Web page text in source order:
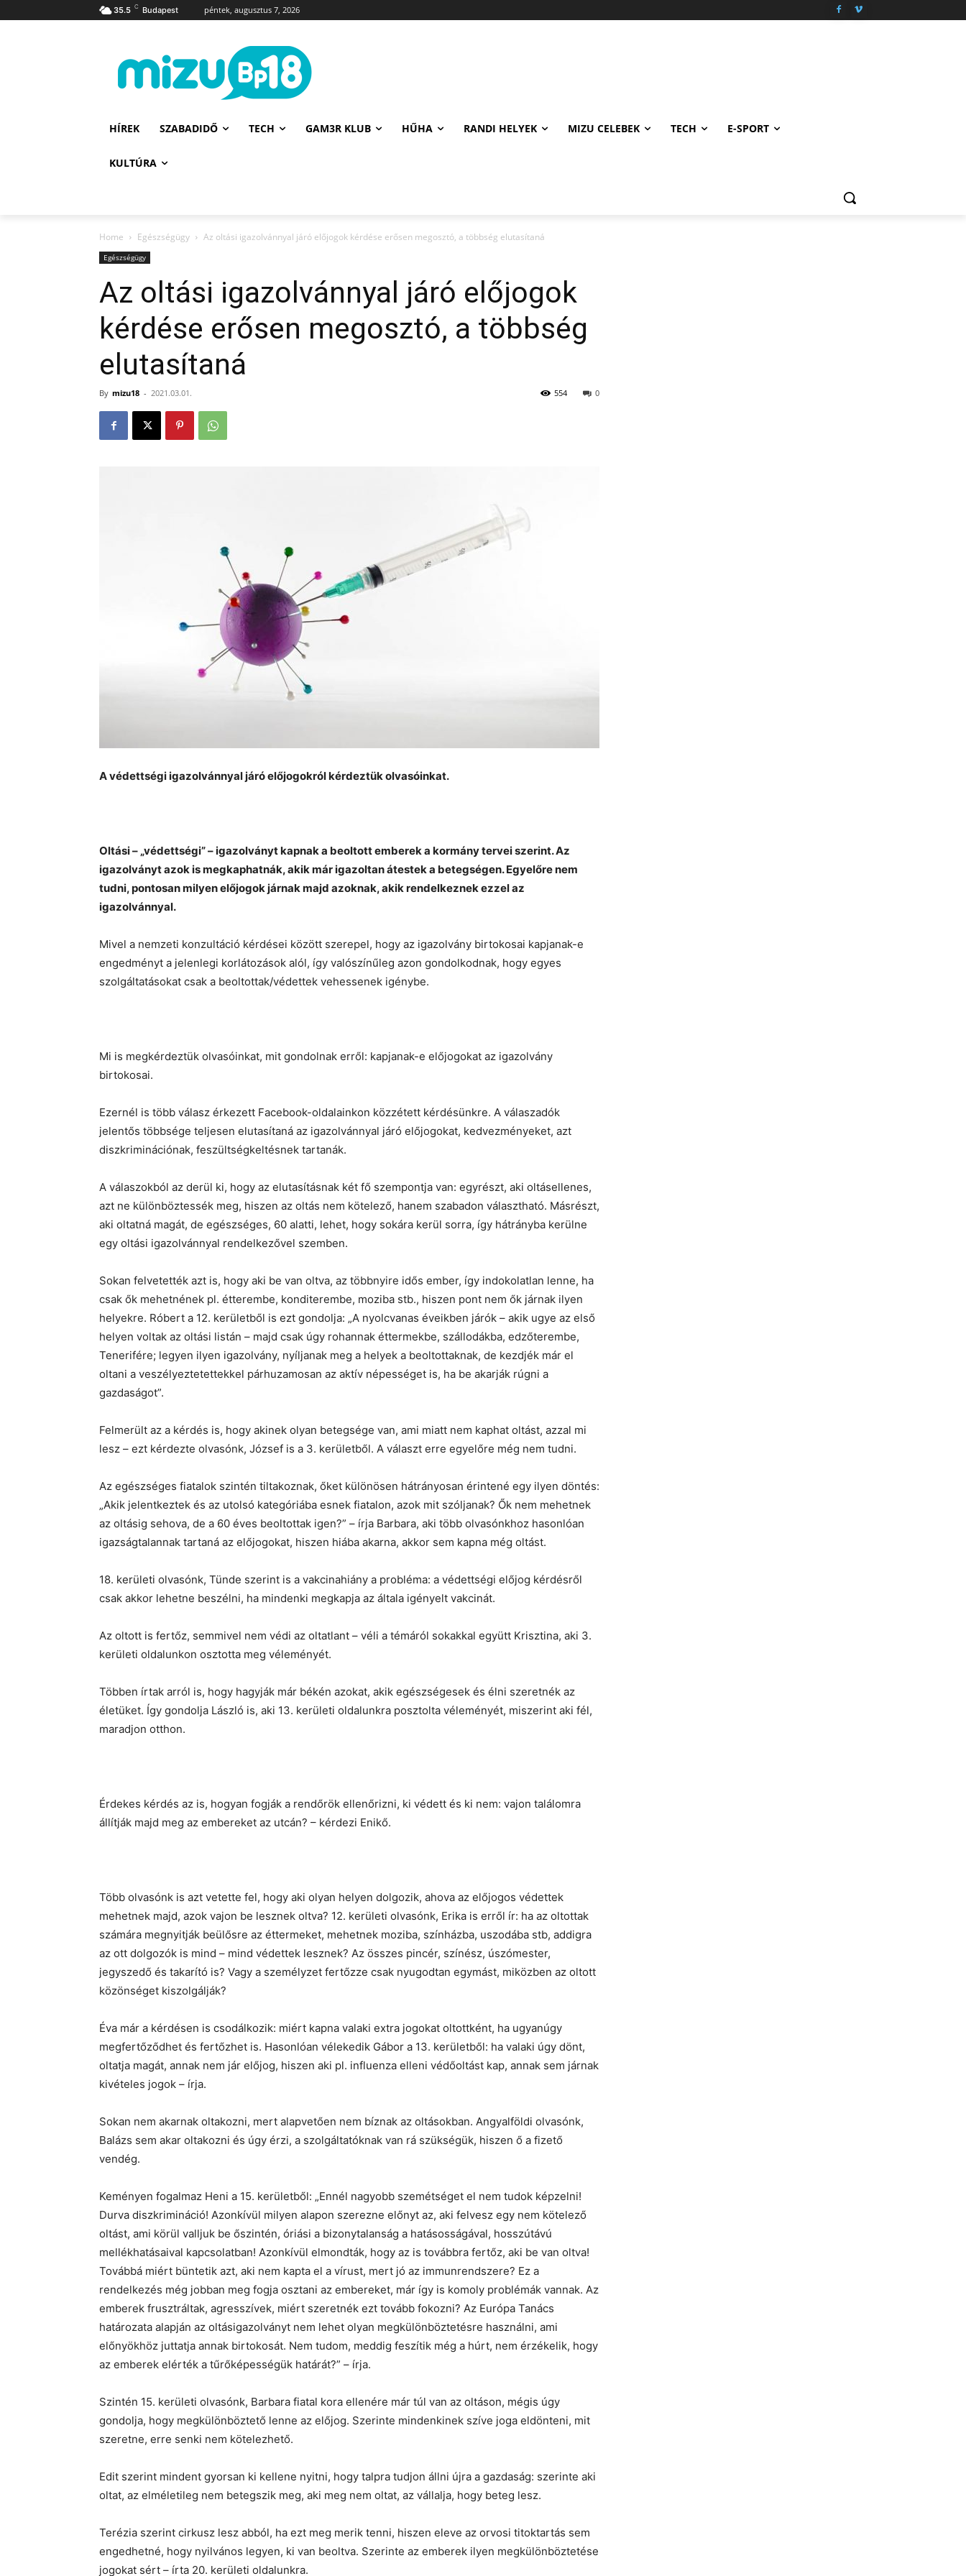
35.5 C Budapest péntek, augusztus 7, 2026
HÍREK SZABADIDŐ TECH GAM3R KLUB HŰHA RANDI HELYEK MIZU CELEBEK TECH E-SPORT
KULTÚRA
Home Egészségügy Az oltási igazolvánnyal járó előjogok kérdése erősen megosztó, a többség elutasítaná
Egészségügy
Az oltási igazolvánnyal járó előjogok
kérdése erősen megosztó, a többség
elutasítaná
By mizu18 - 2021.03.01. 0
554
A védettségi igazolvánnyal járó előjogokról kérdeztük olvasóinkat.
Oltási – „védettségi” – igazolványt kapnak a beoltott emberek a kormány tervei szerint. Az
igazolványt azok is megkaphatnák, akik már igazoltan átestek a betegségen. Egyelőre nem
tudni, pontosan milyen előjogok járnak majd azoknak, akik rendelkeznek ezzel az
igazolvánnyal.
Mivel a nemzeti konzultáció kérdései között szerepel, hogy az igazolvány birtokosai kapjanak-e
engedményt a jelenlegi korlátozások alól, így valószínűleg azon gondolkodnak, hogy egyes
szolgáltatásokat csak a beoltottak/védettek vehessenek igénybe.
Mi is megkérdeztük olvasóinkat, mit gondolnak erről: kapjanak-e előjogokat az igazolvány
birtokosai.
Ezernél is több válasz érkezett Facebook-oldalainkon közzétett kérdésünkre. A válaszadók
jelentős többsége teljesen elutasítaná az igazolvánnyal járó előjogokat, kedvezményeket, azt
diszkriminációnak, feszültségkeltésnek tartanák.
A válaszokból az derül ki, hogy az elutasításnak két fő szempontja van: egyrészt, aki oltásellenes,
azt ne különböztessék meg, hiszen az oltás nem kötelező, hanem szabadon választható. Másrészt,
aki oltatná magát, de egészséges, 60 alatti, lehet, hogy sokára kerül sorra, így hátrányba kerülne
egy oltási igazolvánnyal rendelkezővel szemben.
Sokan felvetették azt is, hogy aki be van oltva, az többnyire idős ember, így indokolatlan lenne, ha
csak ők mehetnének pl. étterembe, konditerembe, moziba stb., hiszen pont nem ők járnak ilyen
helyekre. Róbert a 12. kerületből is ezt gondolja: „A nyolcvanas éveikben járók – akik ugye az első
helyen voltak az oltási listán – majd csak úgy rohannak éttermekbe, szállodákba, edzőterembe,
Tenerifére; legyen ilyen igazolvány, nyíljanak meg a helyek a beoltottaknak, de kezdjék már el
oltani a veszélyeztetettekkel párhuzamosan az aktív népességet is, ha be akarják rúgni a
gazdaságot”.
Felmerült az a kérdés is, hogy akinek olyan betegsége van, ami miatt nem kaphat oltást, azzal mi
lesz – ezt kérdezte olvasónk, József is a 3. kerületből. A választ erre egyelőre még nem tudni.
Az egészséges fiatalok szintén tiltakoznak, őket különösen hátrányosan érintené egy ilyen döntés:
„Akik jelentkeztek és az utolsó kategóriába esnek fiatalon, azok mit szóljanak? Ők nem mehetnek
az oltásig sehova, de a 60 éves beoltottak igen?” – írja Barbara, aki több olvasónkhoz hasonlóan
igazságtalannak tartaná az előjogokat, hiszen hiába akarna, akkor sem kapna még oltást.
18. kerületi olvasónk, Tünde szerint is a vakcinahiány a probléma: a védettségi előjog kérdésről
csak akkor lehetne beszélni, ha mindenki megkapja az általa igényelt vakcinát.
Az oltott is fertőz, semmivel nem védi az oltatlant – véli a témáról sokakkal együtt Krisztina, aki 3.
kerületi oldalunkon osztotta meg véleményét.
Többen írtak arról is, hogy hagyják már békén azokat, akik egészségesek és élni szeretnék az
életüket. Így gondolja László is, aki 13. kerületi oldalunkra posztolta véleményét, miszerint aki fél,
maradjon otthon.
Érdekes kérdés az is, hogyan fogják a rendőrök ellenőrizni, ki védett és ki nem: vajon találomra
állítják majd meg az embereket az utcán? – kérdezi Enikő.
Több olvasónk is azt vetette fel, hogy aki olyan helyen dolgozik, ahova az előjogos védettek
mehetnek majd, azok vajon be lesznek oltva? 12. kerületi olvasónk, Erika is erről ír: ha az oltottak
számára megnyitják beülősre az éttermeket, mehetnek moziba, színházba, uszodába stb, addigra
az ott dolgozók is mind – mind védettek lesznek? Az összes pincér, színész, úszómester,
jegyszedő és takarító is? Vagy a személyzet fertőzze csak nyugodtan egymást, miközben az oltott
közönséget kiszolgálják?
Éva már a kérdésen is csodálkozik: miért kapna valaki extra jogokat oltottként, ha ugyanúgy
megfertőződhet és fertőzhet is. Hasonlóan vélekedik Gábor a 13. kerületből: ha valaki úgy dönt,
oltatja magát, annak nem jár előjog, hiszen aki pl. influenza elleni védőoltást kap, annak sem járnak
kivételes jogok – írja.
Sokan nem akarnak oltakozni, mert alapvetően nem bíznak az oltásokban. Angyalföldi olvasónk,
Balázs sem akar oltakozni és úgy érzi, a szolgáltatóknak van rá szükségük, hiszen ő a fizető
vendég.
Keményen fogalmaz Heni a 15. kerületből: „Ennél nagyobb szemétséget el nem tudok képzelni!
Durva diszkrimináció! Azonkívül milyen alapon szerezne előnyt az, aki felvesz egy nem kötelező
oltást, ami körül valljuk be őszintén, óriási a bizonytalanság a hatásosságával, hosszútávú
mellékhatásaival kapcsolatban! Azonkívül elmondták, hogy az is továbbra fertőz, aki be van oltva!
Továbbá miért büntetik azt, aki nem kapta el a vírust, mert jó az immunrendszere? Ez a
rendelkezés még jobban meg fogja osztani az embereket, már így is komoly problémák vannak. Az
emberek frusztráltak, agresszívek, miért szeretnék ezt tovább fokozni? Az Európa Tanács
határozata alapján az oltásigazolványt nem lehet olyan megkülönböztetésre használni, ami
előnyökhöz juttatja annak birtokosát. Nem tudom, meddig feszítik még a húrt, nem érzékelik, hogy
az emberek elérték a tűrőképességük határát?” – írja.
Szintén 15. kerületi olvasónk, Barbara fiatal kora ellenére már túl van az oltáson, mégis úgy
gondolja, hogy megkülönböztető lenne az előjog. Szerinte mindenkinek szíve joga eldönteni, mit
szeretne, erre senki nem kötelezhető.
Edit szerint mindent gyorsan ki kellene nyitni, hogy talpra tudjon állni újra a gazdaság: szerinte aki
oltat, az elméletileg nem betegszik meg, aki meg nem oltat, az vállalja, hogy beteg lesz.
Terézia szerint cirkusz lesz abból, ha ezt meg merik tenni, hiszen eleve az orvosi titoktartás sem
engedhetné, hogy nyilvános legyen, ki van beoltva. Szerinte az emberek ilyen megkülönböztetése
jogokat sért – írta 20. kerületi oldalunkra.